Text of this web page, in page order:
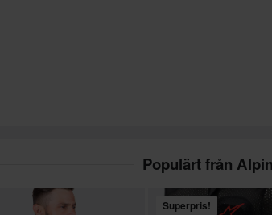
Populärt från
Superpris!